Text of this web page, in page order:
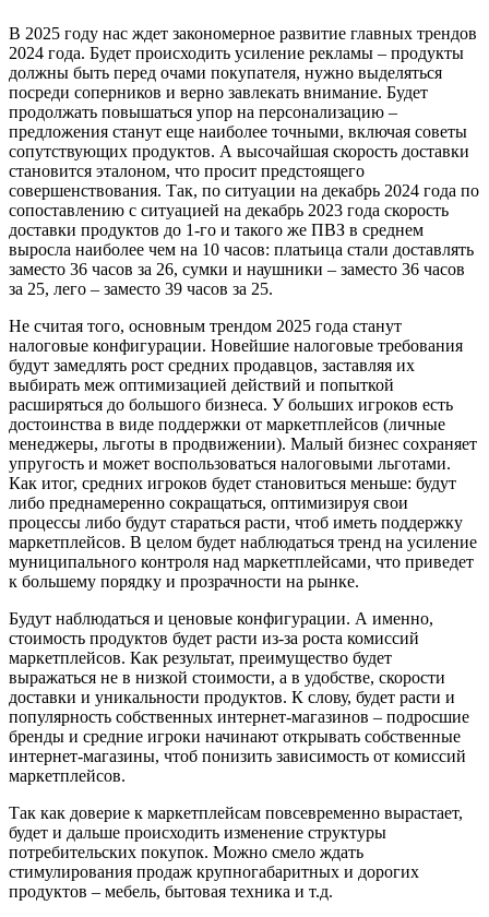
В 2025 году нас ждет закономерное развитие главных трендов
2024 года. Будет происходить усиление рекламы – продукты
должны быть перед очами покупателя, нужно выделяться
посреди соперников и верно завлекать внимание. Будет
продолжать повышаться упор на персонализацию –
предложения станут еще наиболее точными, включая советы
сопутствующих продуктов. А высочайшая скорость доставки
становится эталоном, что просит предстоящего
совершенствования. Так, по ситуации на декабрь 2024 года по
сопоставлению с ситуацией на декабрь 2023 года скорость
доставки продуктов до 1-го и такого же ПВЗ в среднем
выросла наиболее чем на 10 часов: платьица стали доставлять
заместо 36 часов за 26, сумки и наушники – заместо 36 часов
за 25, лего – заместо 39 часов за 25.
Не считая того, основным трендом 2025 года станут
налоговые конфигурации. Новейшие налоговые требования
будут замедлять рост средних продавцов, заставляя их
выбирать меж оптимизацией действий и попыткой
расширяться до большого бизнеса. У больших игроков есть
достоинства в виде поддержки от маркетплейсов (личные
менеджеры, льготы в продвижении). Малый бизнес сохраняет
упругость и может воспользоваться налоговыми льготами.
Как итог, средних игроков будет становиться меньше: будут
либо преднамеренно сокращаться, оптимизируя свои
процессы либо будут стараться расти, чтоб иметь поддержку
маркетплейсов. В целом будет наблюдаться тренд на усиление
муниципального контроля над маркетплейсами, что приведет
к большему порядку и прозрачности на рынке.
Будут наблюдаться и ценовые конфигурации. А именно,
стоимость продуктов будет расти из-за роста комиссий
маркетплейсов. Как результат, преимущество будет
выражаться не в низкой стоимости, а в удобстве, скорости
доставки и уникальности продуктов. К слову, будет расти и
популярность собственных интернет-магазинов – подросшие
бренды и средние игроки начинают открывать собственные
интернет-магазины, чтоб понизить зависимость от комиссий
маркетплейсов.
Так как доверие к маркетплейсам повсевременно вырастает,
будет и дальше происходить изменение структуры
потребительских покупок. Можно смело ждать
стимулирования продаж крупногабаритных и дорогих
продуктов – мебель, бытовая техника и т.д.